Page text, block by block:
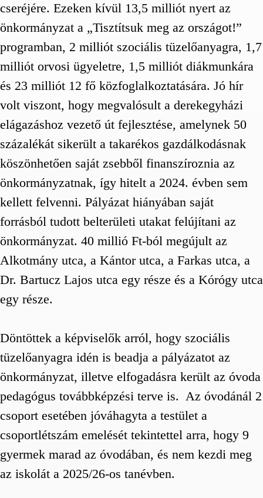
cseréjére. Ezeken kívül 13,5 milliót nyert az
önkormányzat a „Tisztítsuk meg az országot!”
programban, 2 milliót szociális tüzelőanyagra, 1,7
milliót orvosi ügyeletre, 1,5 milliót diákmunkára
és 23 milliót 12 fő közfoglalkoztatására. Jó hír
volt viszont, hogy megvalósult a derekegyházi
elágazáshoz vezető út fejlesztése, amelynek 50
százalékát sikerült a takarékos gazdálkodásnak
köszönhetően saját zsebből finanszíroznia az
önkormányzatnak, így hitelt a 2024. évben sem
kellett felvenni. Pályázat hiányában saját
forrásból tudott belterületi utakat felújítani az
önkormányzat. 40 millió Ft-ból megújult az
Alkotmány utca, a Kántor utca, a Farkas utca, a
Dr. Bartucz Lajos utca egy része és a Kórógy utca
egy része.
Döntöttek a képviselők arról, hogy szociális
tüzelőanyagra idén is beadja a pályázatot az
önkormányzat, illetve elfogadásra került az óvoda
pedagógus továbbképzési terve is. Az óvodánál 2
csoport esetében jóváhagyta a testület a
csoportlétszám emelését tekintettel arra, hogy 9
gyermek marad az óvodában, és nem kezdi meg
az iskolát a 2025/26-os tanévben.